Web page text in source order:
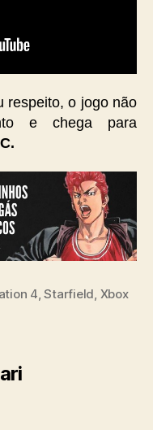
respeito, o jogo não
e chega para
4,Starfield, Xbox